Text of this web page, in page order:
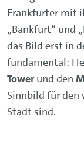
Frankfurter mit
„Bankfurt“ und
das Bild erst in
fundamental:
Tower und den
Sinnbild für
Stadt sind.